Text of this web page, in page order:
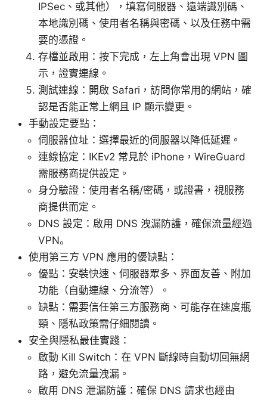
IPSec、或其他），填寫伺服器、遠端識別碼、
本地識別碼、使用者名稱與密碼、以及任務中需
要的憑證。
存檔並啟用：按下完成，左上角會出現 VPN 圖
示，證實連線。
測試連線：開啟 Safari，訪問你常用的網站，確
認是否能正常上網且 IP 顯示變更。
手動設定要點：
伺服器位址：選擇最近的伺服器以降低延遲。
連線協定：IKEv2 常見於 iPhone，WireGuard
需服務商提供設定。
身分驗證：使用者名稱/密碼，或證書，視服務
商提供而定。
DNS 設定：啟用 DNS 洩漏防護，確保流量經過
VPN。
使用第三方 VPN 應用的優缺點：
優點：安裝快速、伺服器眾多、界面友善、附加
功能（自動連線、分流等）。
缺點：需要信任第三方服務商、可能存在速度瓶
頸、隱私政策需仔細閱讀。
安全與隱私最佳實踐：
啟動 Kill Switch：在 VPN 斷線時自動切回無網
路，避免流量洩漏。
啟用 DNS 泄漏防護：確保 DNS 請求也經由